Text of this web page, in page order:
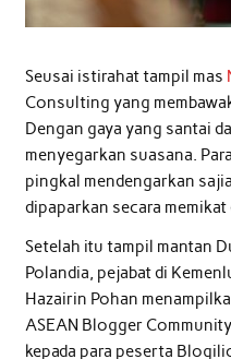
Seusai istirahat tampil mas
Consulting yang
Dengan gaya yang santai
menyegarkan suasana.
pingkal mendengarkan
dipaparkan secara memikat
Setelah itu tampil mantan
Polandia, pejabat di
Hazairin Pohan
ASEAN Blogger
kepada para peserta